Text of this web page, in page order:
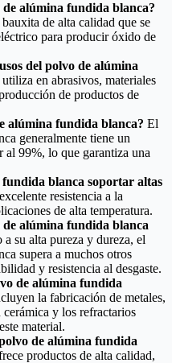
de alúmina fundida blanca?
de alta calidad que se
para producir óxido de
del polvo de alúmina
en abrasivos, materiales
de productos de
alúmina fundida blanca? El
generalmente tiene un
al 99%, lo que garantiza una
blanca soportar altas
resistencia a la
de alta temperatura.
de alúmina fundida blanca
a su alta pureza y dureza, el
supera a muchos otros
y resistencia al desgaste.
de alúmina fundida
la fabricación de metales,
y los refractarios
material.
de alúmina fundida
productos de alta calidad,